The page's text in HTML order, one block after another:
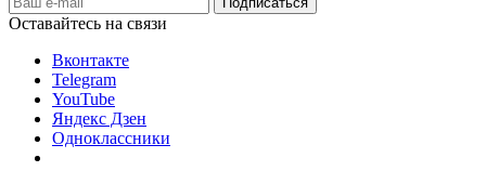
Оставайтесь на связи
Вконтакте
Telegram
YouTube
Яндекс Дзен
Одноклассники